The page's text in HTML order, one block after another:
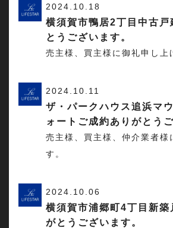
2024.10.18
横須賀市鴨居2丁目中古戸
とうございます。
売主様、買主様に御礼申し上
2024.10.11
ザ・パークハウス追浜マ
ォートご成約ありがとう
売主様、買主様、仲介業者様
す。
2024.10.06
横須賀市浦郷町4丁目新築
がとうございます。